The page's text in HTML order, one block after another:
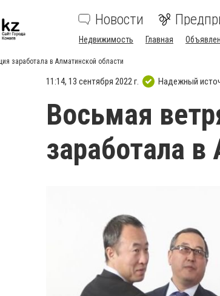
Новости
Недвижимость Главная
заработала в Алматинской области
11:14, 13 сентября 2022 г. Надежный
Восьмая
заработала в